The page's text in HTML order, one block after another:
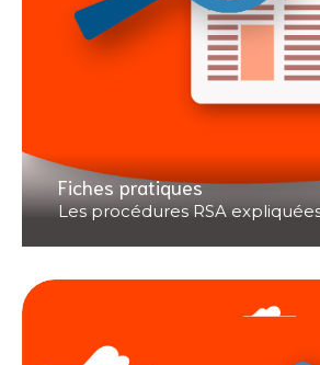
Fiches pratiques
Les procédures RSA